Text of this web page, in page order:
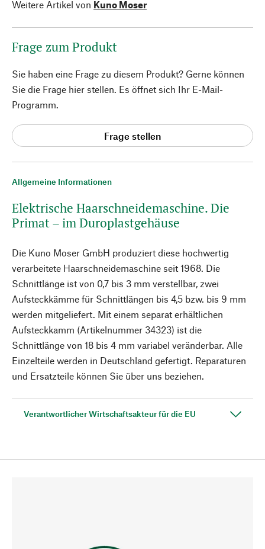
Allgemeine Informationen
Elektrische Haarschneidemaschine. Die
Primat – im Duroplastgehäuse
Die Kuno Moser GmbH produziert diese hochwertig
verarbeitete Haarschneidemaschine seit 1968. Die
Schnittlänge ist von 0,7 bis 3 mm verstellbar, zwei
Aufsteckkämme für Schnittlängen bis 4,5 bzw. bis 9 mm
werden mitgeliefert. Mit einem separat erhältlichen
Aufsteckkamm (Artikelnummer 34323) ist die
Schnittlänge von 18 bis 4 mm variabel veränderbar. Alle
Einzelteile werden in Deutschland gefertigt. Reparaturen
und Ersatzteile können Sie über uns beziehen.
Verantwortlicher Wirtschaftsakteur für die EU
Weitere Artikel von Kuno Moser
Frage zum Produkt
Sie haben eine Frage zu diesem Produkt? Gerne können
Sie die Frage hier stellen. Es öffnet sich Ihr E-Mail-
Programm.
Frage stellen